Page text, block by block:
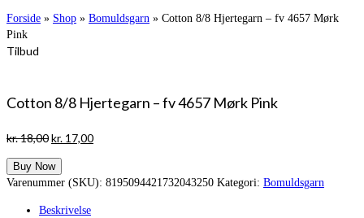
Forside » Shop » Bomuldsgarn » Cotton 8/8 Hjertegarn – fv 4657 Mørk
Pink
Tilbud
Cotton 8/8 Hjertegarn – fv 4657 Mørk Pink
kr.18,00Den
pris
var:
kr. 17,00Den
er:
Buy Now
Varenummer (SKU): 8195094421732043250 Kategori: Bomuldsgarn
Beskrivelse